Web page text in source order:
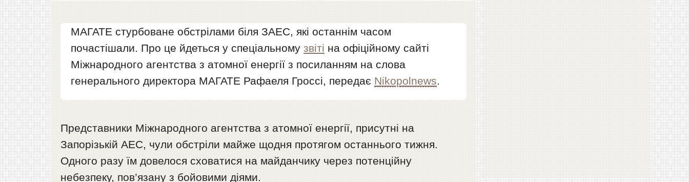
МАГАТЕ стурбоване обстрілами біля ЗАЕС, які останнім часом
почастішали. Про це йдеться у спеціальномузвіті на офіційному сайті
Міжнародного агентства з атомної енергії з посиланням на слова
генерального директора МАГАТЕ Рафаеля Гроссі, передає Nikopolnews.
Представники Міжнародного агентства з атомної енергії, присутні на
Запорізькій АЕС, чули обстріли майже щодня протягом останнього тижня.
Одного разу їм довелося сховатися на майданчику через потенційну
небезпеку, пов’язану з бойовими діями.